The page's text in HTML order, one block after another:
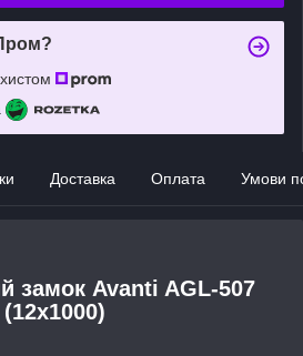
Доставка Оплата Умови
замок Avanti AGL-507
(12x1000)